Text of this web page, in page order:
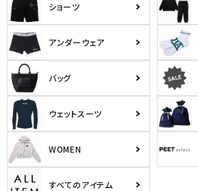
ショーツ
アンダーウェア
バッグ
ウェットスーツ
WOMEN
すべてのアイテム